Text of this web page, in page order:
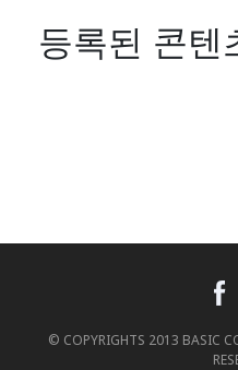
등록된 콘텐
© COPYRIGHTS 2013 BASIC